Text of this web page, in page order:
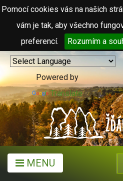
Pomocí cookies vás na našich
vám je tak, aby všechno
preferencí.
Rozumím a
Powered by
Translate
MENU